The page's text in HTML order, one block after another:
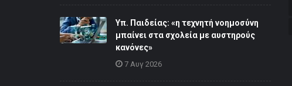
Υπ. Παιδείας: «η τεχνητή νοημοσύνη
μπαίνει στα σχολεία με αυστηρούς
κανόνες»
7 Αυγ 2026